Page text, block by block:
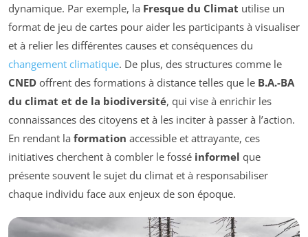
dynamique. Par exemple, la Fresque du Climat utilise un
format de jeu de cartes pour aider les participants à visualiser
et à relier les différentes causes et conséquences du
changement climatique. De plus, des structures comme le
CNED offrent des formations à distance telles que le B.A.-BA
du climat et de la biodiversité, qui vise à enrichir les
connaissances des citoyens et à les inciter à passer à l’action.
En rendant la formation accessible et attrayante, ces
initiatives cherchent à combler le fossé informel que
présente souvent le sujet du climat et à responsabiliser
chaque individu face aux enjeux de son époque.